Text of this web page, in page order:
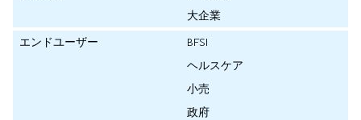
大企業
エンドユーザー
BFSI
ヘルスケア
小売
政府